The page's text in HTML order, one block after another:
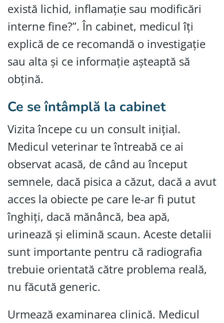
există lichid, inflamație sau modificări
interne fine?”. În cabinet, medicul îți
explică de ce recomandă o investigație
sau alta și ce informație așteaptă să
obțină.
Ce se întâmplă la cabinet
Vizita începe cu un consult inițial.
Medicul veterinar te întreabă ce ai
observat acasă, de când au început
semnele, dacă pisica a căzut, dacă a avut
acces la obiecte pe care le-ar fi putut
înghiți, dacă mănâncă, bea apă,
urinează și elimină scaun. Aceste detalii
sunt importante pentru că radiografia
trebuie orientată către problema reală,
nu făcută generic.
Urmează examinarea clinică. Medicul